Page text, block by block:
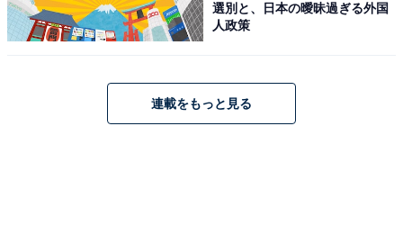
選別と、日本の曖昧過ぎる外国
人政策
連載をもっと見る